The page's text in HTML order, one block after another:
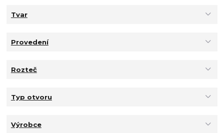
Tvar
Provedení
Rozteč
Typ otvoru
Výrobce